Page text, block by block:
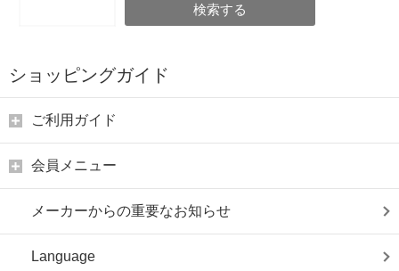
検索する
ショッピングガイド
ご利用ガイド
会員メニュー
メーカーからの重要なお知らせ
Language